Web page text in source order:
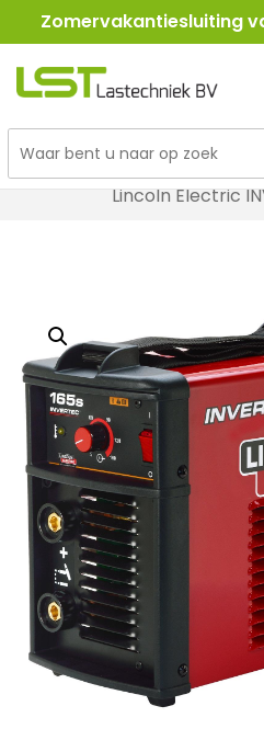
Ga
naar
Zomervakantiesluiting
LST
Lasapparatuur
Lincoln Electric